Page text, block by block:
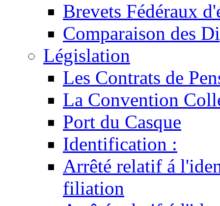
Brevets Fédéraux
Comparaison des
Législation
Les Contrats de
La Convention
Port du Casque
Identification :
Arrêté relatif á
filiation